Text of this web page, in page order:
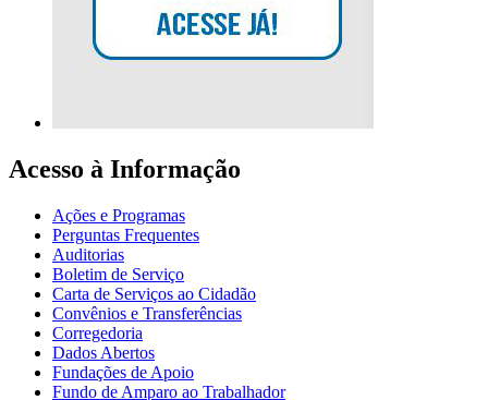
Acesso à Informação
Ações e Programas
Perguntas Frequentes
Auditorias
Boletim de Serviço
Carta de Serviços ao Cidadão
Convênios e Transferências
Corregedoria
Dados Abertos
Fundações de Apoio
Fundo de Amparo ao Trabalhador